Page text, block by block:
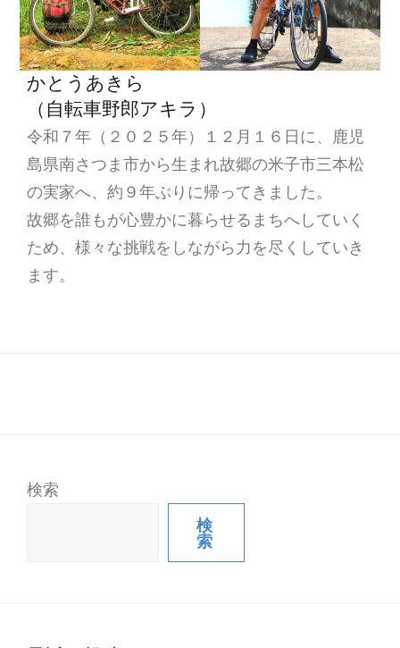
かとうあきら
（自転車野郎アキラ）
令和７年（２０２５年）１２月１６日に、鹿児
島県南さつま市から生まれ故郷の米子市三本松
の実家へ、約９年ぶりに帰ってきました。
故郷を誰もが心豊かに暮らせるまちへしていく
ため、様々な挑戦をしながら力を尽くしていき
ます。
検索
検
索